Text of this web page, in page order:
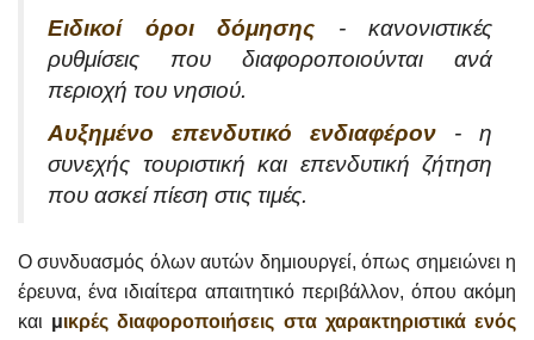
Ειδικοί όροι δόμησης - κανονιστικές
ρυθμίσεις που διαφοροποιούνται ανά
περιοχή του νησιού.
Αυξημένο επενδυτικό ενδιαφέρον
- η
συνεχής τουριστική και επενδυτική ζήτηση
που ασκεί πίεση στις τιμές.
Ο συνδυασμός όλων αυτών δημιουργεί, όπως σημειώνει η
έρευνα, ένα ιδιαίτερα απαιτητικό περιβάλλον, όπου ακόμη
και μικρές διαφοροποιήσεις στα χαρακτηριστικά ενός